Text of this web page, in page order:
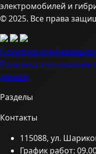
электромобилей и
© 2025. Все права
Политика
Политика в отношении
данных
Разделы
Контакты
115088, ул.
График работ: